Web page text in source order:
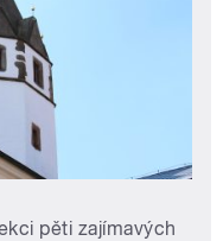
pěti zajímavých